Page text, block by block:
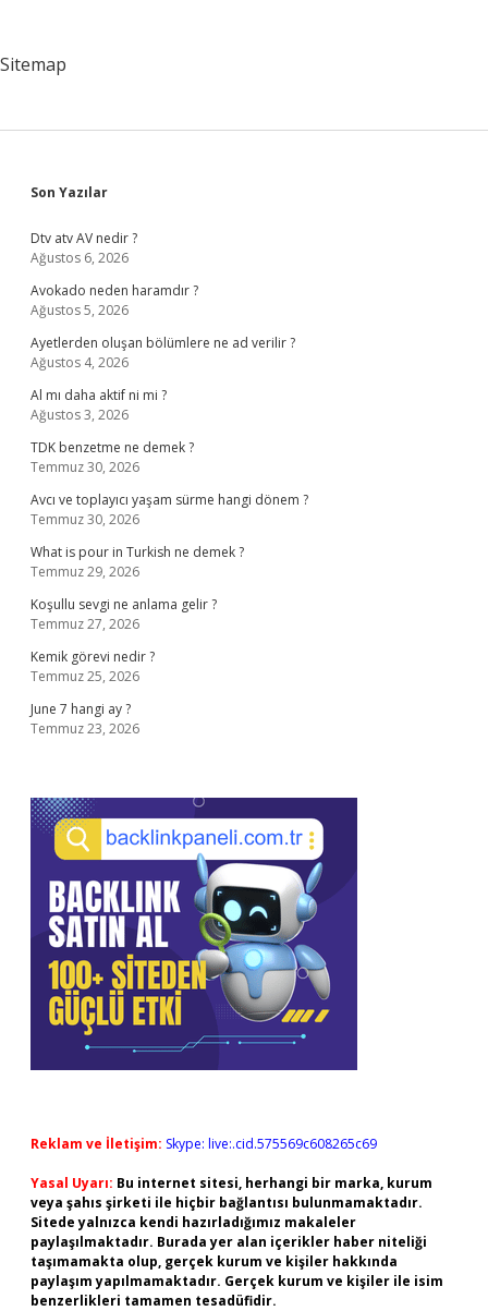
Sitemap
Sidebar
Son Yazılar
Dtv atv AV nedir ?
Ağustos 6, 2026
Avokado neden haramdır ?
Ağustos 5, 2026
Ayetlerden oluşan bölümlere ne ad verilir ?
Ağustos 4, 2026
Al mı daha aktif ni mi ?
Ağustos 3, 2026
TDK benzetme ne demek ?
Temmuz 30, 2026
Avcı ve toplayıcı yaşam sürme hangi dönem ?
Temmuz 30, 2026
What is pour in Turkish ne demek ?
Temmuz 29, 2026
Koşullu sevgi ne anlama gelir ?
Temmuz 27, 2026
Kemik görevi nedir ?
Temmuz 25, 2026
June 7 hangi ay ?
Temmuz 23, 2026
Reklam ve İletişim: Skype: live:.cid.575569c608265c69
Yasal Uyarı: Bu internet sitesi, herhangi bir marka, kurum
veya şahıs şirketi ile hiçbir bağlantısı bulunmamaktadır.
Sitede yalnızca kendi hazırladığımız makaleler
paylaşılmaktadır. Burada yer alan içerikler haber niteliği
taşımamakta olup, gerçek kurum ve kişiler hakkında
paylaşım yapılmamaktadır. Gerçek kurum ve kişiler ile isim
benzerlikleri tamamen tesadüfidir.